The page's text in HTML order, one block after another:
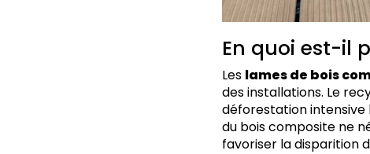
En quoi est-il
Les lames de bois
des installations. Le
déforestation intensive
du bois composite ne
favoriser la disparition